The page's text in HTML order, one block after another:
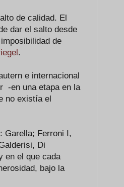
de calidad. El
dar el salto desde
de
.
e internacional
-en una etapa en la
no existía el
Garella; Ferroni I,
Di
en el que cada
bajo la